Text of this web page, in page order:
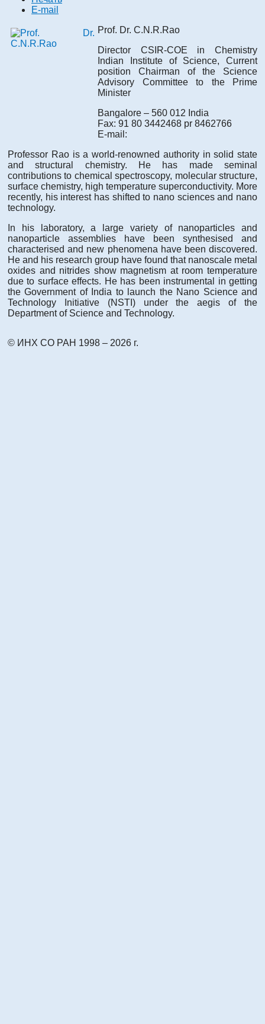
E-mail
Prof. Dr. C.N.R.Rao
Director CSIR-COE in Chemistry
Indian Institute of Science, Current
position Chairman of the Science
Advisory Committee to the Prime
Minister
Bangalore – 560 012 India
Fax: 91 80 3442468 pr 8462766
E-mail:
Professor Rao is a world-renowned authority in solid state
and structural chemistry. He has made seminal
contributions to chemical spectroscopy, molecular structure,
surface chemistry, high temperature superconductivity. More
recently, his interest has shifted to nano sciences and nano
technology.
In his laboratory, a large variety of nanoparticles and
nanoparticle assemblies have been synthesised and
characterised and new phenomena have been discovered.
He and his research group have found that nanoscale metal
oxides and nitrides show magnetism at room temperature
due to surface effects. He has been instrumental in getting
the Government of India to launch the Nano Science and
Technology Initiative (NSTI) under the aegis of the
Department of Science and Technology.
© ИНХ СО РАН 1998 – 2026 г.